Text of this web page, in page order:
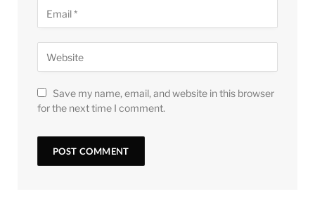
Save my name, email, and website in this browser
for the next time I comment.